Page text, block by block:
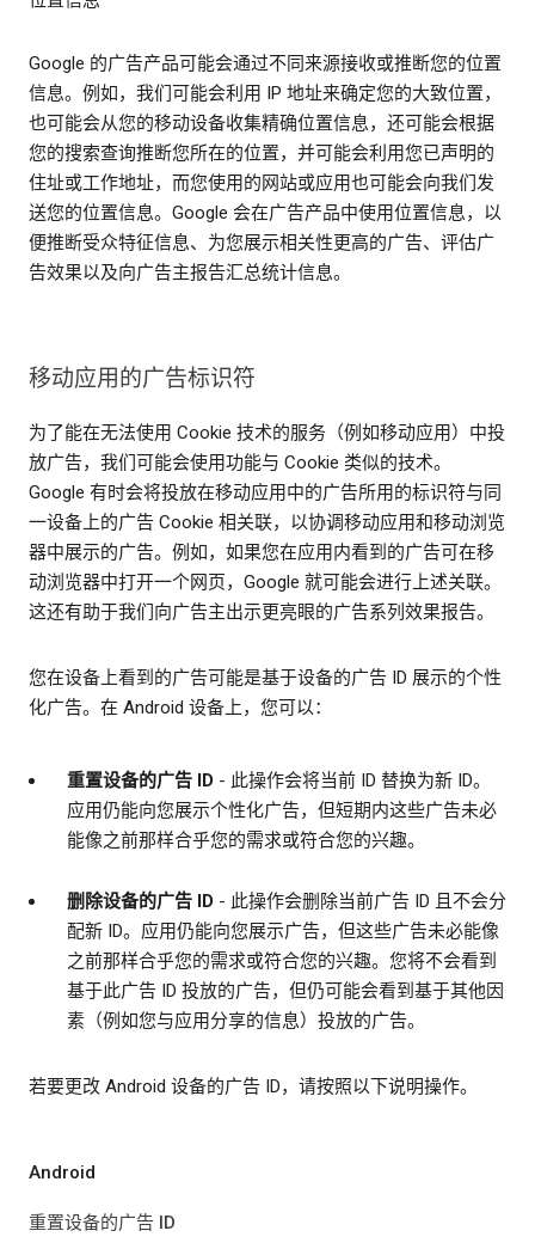
Google 的广告产品可能会通过不同来源接收或推断您的位置
信息。例如，我们可能会利用 IP 地址来确定您的大致位置，
也可能会从您的移动设备收集精确位置信息，还可能会根据
您的搜索查询推断您所在的位置，并可能会利用您已声明的
住址或工作地址，而您使用的网站或应用也可能会向我们发
送您的位置信息。Google 会在广告产品中使用位置信息，以
便推断受众特征信息、为您展示相关性更高的广告、评估广
告效果以及向广告主报告汇总统计信息。
移动应用的广告标识符
为了能在无法使用 Cookie 技术的服务（例如移动应用）中投
放广告，我们可能会使用功能与 Cookie 类似的技术。
Google 有时会将投放在移动应用中的广告所用的标识符与同
一设备上的广告 Cookie 相关联，以协调移动应用和移动浏览
器中展示的广告。例如，如果您在应用内看到的广告可在移
动浏览器中打开一个网页，Google 就可能会进行上述关联。
这还有助于我们向广告主出示更亮眼的广告系列效果报告。
您在设备上看到的广告可能是基于设备的广告 ID 展示的个性
化广告。在 Android 设备上，您可以：
重置设备的广告 ID - 此操作会将当前 ID 替换为新 ID。
应用仍能向您展示个性化广告，但短期内这些广告未必
能像之前那样合乎您的需求或符合您的兴趣。
删除设备的广告 ID - 此操作会删除当前广告 ID 且不会分
配新 ID。应用仍能向您展示广告，但这些广告未必能像
之前那样合乎您的需求或符合您的兴趣。您将不会看到
基于此广告 ID 投放的广告，但仍可能会看到基于其他因
素（例如您与应用分享的信息）投放的广告。
若要更改 Android 设备的广告 ID，请按照以下说明操作。
Android
重置设备的广告 ID